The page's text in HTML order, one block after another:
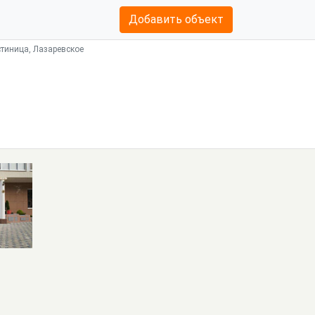
Добавить объект
Лазаревское